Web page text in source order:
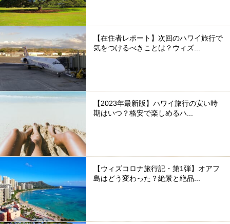
【在住者レポート】次回のハワイ旅行で
気をつけるべきことは？ウィズ...
【2023年最新版】ハワイ旅行の安い時
期はいつ？格安で楽しめるハ...
【ウィズコロナ旅行記・第1弾】オアフ
島はどう変わった？絶景と絶品...